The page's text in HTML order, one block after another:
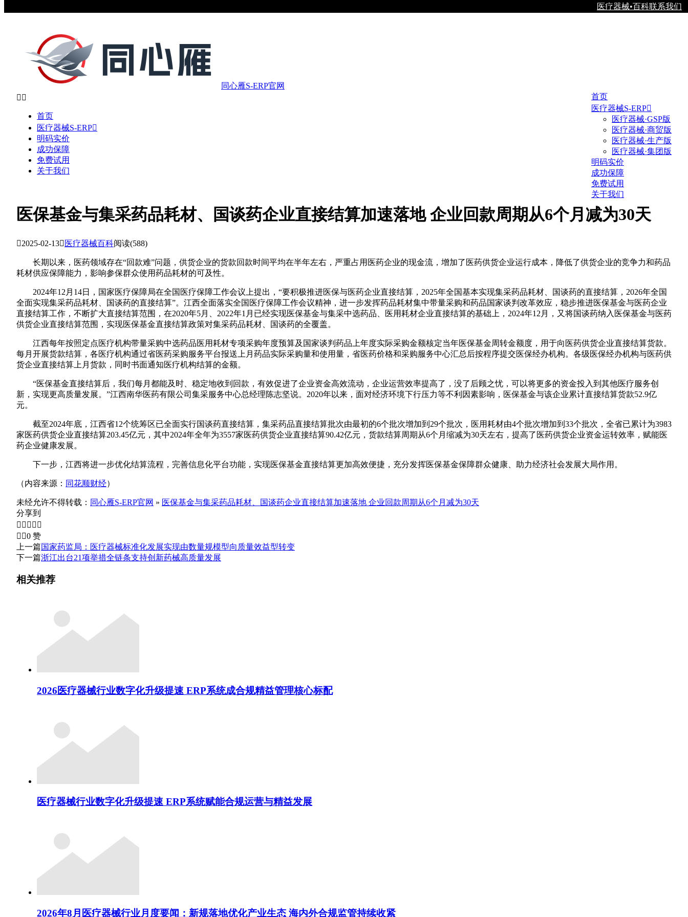
医疗器械•百科联系我们
同心雁S-ERP官网
 
首页
医疗器械S-ERP
医疗器械·GSP版
医疗器械·商贸版
医疗器械·生产版
医疗器械·集团版
明码实价
成功保障
免费试用
关于我们
首页
医疗器械S-ERP
明码实价
成功保障
免费试用
关于我们
医保基金与集采药品耗材、国谈药企业直接结算加速落地 企业回款周期从6个月减为30天
2025-02-13 医疗器械百科阅读(588)
长期以来，医药领域存在“回款难”问题，供货企业的货款回款时间平均在半年左右，严重占用医药企业的现金流，增加了医药供货企业运行成本，降低了供货企业的竞争力和药品
耗材供应保障能力，影响参保群众使用药品耗材的可及性。
2024年12月14日，国家医疗保障局在全国医疗保障工作会议上提出，“要积极推进医保与医药企业直接结算，2025年全国基本实现集采药品耗材、国谈药的直接结算，2026年全国
全面实现集采药品耗材、国谈药的直接结算”。江西全面落实全国医疗保障工作会议精神，进一步发挥药品耗材集中带量采购和药品国家谈判改革效应，稳步推进医保基金与医药企业
直接结算工作，不断扩大直接结算范围，在2020年5月、2022年1月已经实现医保基金与集采中选药品、医用耗材企业直接结算的基础上，2024年12月，又将国谈药纳入医保基金与医药
供货企业直接结算范围，实现医保基金直接结算政策对集采药品耗材、国谈药的全覆盖。
江西每年按照定点医疗机构带量采购中选药品医用耗材专项采购年度预算及国家谈判药品上年度实际采购金额核定当年医保基金周转金额度，用于向医药供货企业直接结算货款。
每月开展货款结算，各医疗机构通过省医药采购服务平台报送上月药品实际采购量和使用量，省医药价格和采购服务中心汇总后按程序提交医保经办机构。各级医保经办机构与医药供
货企业直接结算上月货款，同时书面通知医疗机构结算的金额。
“医保基金直接结算后，我们每月都能及时、稳定地收到回款，有效促进了企业资金高效流动，企业运营效率提高了，没了后顾之忧，可以将更多的资金投入到其他医疗服务创
新，实现更高质量发展。”江西南华医药有限公司集采服务中心总经理陈志坚说。2020年以来，面对经济环境下行压力等不利因素影响，医保基金与该企业累计直接结算货款52.9亿
元。
截至2024年底，江西省12个统筹区已全面实行国谈药直接结算，集采药品直接结算批次由最初的6个批次增加到29个批次，医用耗材由4个批次增加到33个批次，全省已累计为3983
家医药供货企业直接结算203.45亿元，其中2024年全年为3557家医药供货企业直接结算90.42亿元，货款结算周期从6个月缩减为30天左右，提高了医药供货企业资金运转效率，赋能医
药企业健康发展。
下一步，江西将进一步优化结算流程，完善信息化平台功能，实现医保基金直接结算更加高效便捷，充分发挥医保基金保障群众健康、助力经济社会发展大局作用。
（内容来源： 同花顺财经）
未经允许不得转载： 同心雁S-ERP官网 » 医保基金与集采药品耗材、国谈药企业直接结算加速落地 企业回款周期从6个月减为30天
分享到
    
 0 赞
上一篇国家药监局：医疗器械标准化发展实现由数量规模型向质量效益型转变
下一篇浙江出台21项举措全链条支持创新药械高质量发展
相关推荐
2026医疗器械行业数字化升级提速 ERP系统成合规精益管理核心标配
医疗器械行业数字化升级提速 ERP系统赋能合规运营与精益发展
2026年8月医疗器械行业月度要闻：新规落地优化产业生态 海内外合规监管持续收紧